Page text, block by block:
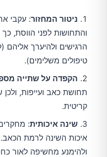
ניטור המחזור: עקבי
והתחושות לפני הווסת,
הרגישים ולהיערך אליהם
טיפולים משלימים).
הקפדה על שתייה
תחושת כאב ועייפות,
קריטית.
שינה איכותית:
ולהימנע מחשיפה לאור